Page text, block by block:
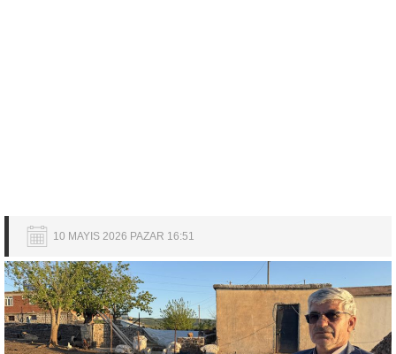
10 MAYIS 2026 PAZAR 16:51